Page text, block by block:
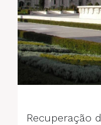
Recuperação